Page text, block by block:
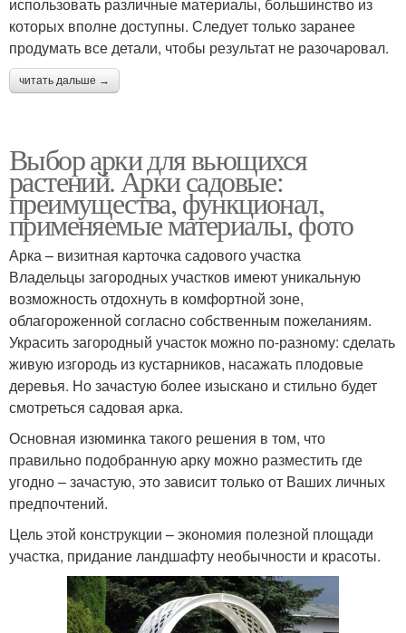
которых вполне доступны. Следует только заранее
продумать все детали, чтобы результат не разочаровал.
читать дальше →
Выбор арки для вьющихся
растений. Арки садовые:
преимущества, функционал,
применяемые материалы, фото
Арка – визитная карточка садового участка
Владельцы загородных участков имеют уникальную
возможность отдохнуть в комфортной зоне,
облагороженной согласно собственным пожеланиям.
Украсить загородный участок можно по-разному: сделать
живую изгородь из кустарников, насажать плодовые
деревья. Но зачастую более изыскано и стильно будет
смотреться садовая арка.
Основная изюминка такого решения в том, что
правильно подобранную арку можно разместить где
угодно – зачастую, это зависит только от Ваших личных
предпочтений.
Цель этой конструкции – экономия полезной площади
участка, придание ландшафту необычности и красоты.